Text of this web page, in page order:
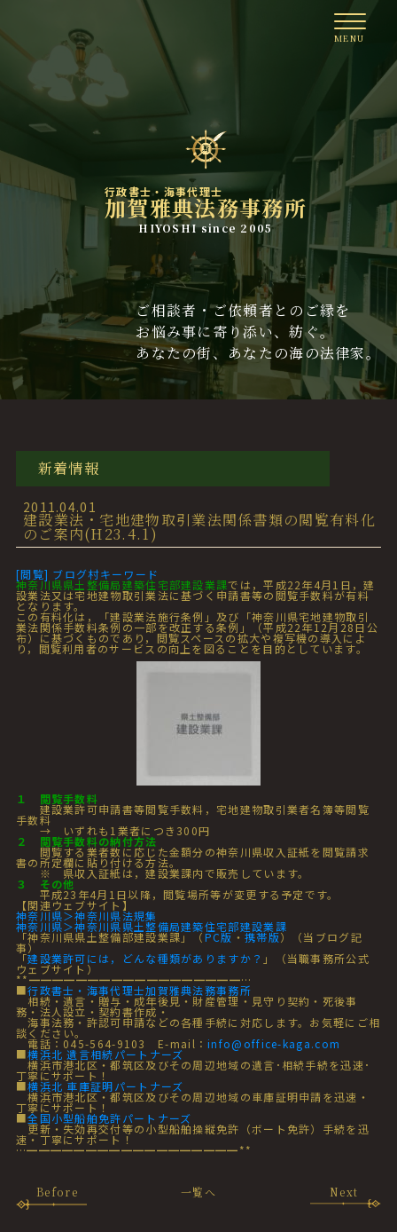
行政書士・海事代理士
加賀雅典法務事務所
HIYOSHI since 2005
ご相談者・ご依頼者とのご縁を
お悩み事に寄り添い、紡ぐ。
あなたの街、あなたの海の法律家。
新着情報
2011.04.01
建設業法・宅地建物取引業法関係書類の閲覧有料化
のご案内(H23.4.1)
[閲覧] ブログ村キーワード
神奈川県県土整備局建築住宅部建設業課では，平成22年4月1日，建
設業法又は宅地建物取引業法に基づく申請書等の閲覧手数料が有料
となります。
この有料化は，「建設業法施行条例」及び「神奈川県宅地建物取引
業法関係手数料条例の一部を改正する条例」（平成22年12月28日公
布）に基づくものであり，閲覧スペースの拡大や複写機の導入によ
り，閲覧利用者のサービスの向上を図ることを目的としています。
１ 閲覧手数料
建設業許可申請書等閲覧手数料，宅地建物取引業者名簿等閲覧
手数料
→ いずれも1業者につき300円
２ 閲覧手数料の納付方法
閲覧する業者数に応じた金額分の神奈川県収入証紙を閲覧請求
書の所定欄に貼り付ける方法。
※ 県収入証紙は，建設業課内で販売しています。
３ その他
平成23年4月1日以降，閲覧場所等が変更する予定です。
【関連ウェブサイト】
神奈川県＞神奈川県法規集
神奈川県＞神奈川県県土整備局建築住宅部建設業課
「神奈川県県土整備部建設業課」（PC版・携帯版）（当ブログ記
事）
「建設業許可には，どんな種類がありますか？ 」（当職事務所公式
ウェブサイト）
**━━━━━━━━━━━━━━━━━━…
■行政書士・海事代理士加賀雅典法務事務所
相続・遺言・贈与・成年後見・財産管理・見守り契約・死後事
務・法人設立・契約書作成・
海事法務・許認可申請などの各種手続に対応します。お気軽にご相
談ください。
電話：045-564-9103 E-mail：info@office-kaga.com
■横浜北 遺言相続パートナーズ
横浜市港北区・都筑区及びその周辺地域の遺言･相続手続を迅速･
丁寧にサポート！
■横浜北 車庫証明パートナーズ
横浜市港北区・都筑区及びその周辺地域の車庫証明申請を迅速・
丁寧にサポート！
■全国小型船舶免許パートナーズ
更新・失効再交付等の小型船舶操縦免許（ボート免許）手続を迅
速・丁寧にサポート！
…━━━━━━━━━━━━━━━━━━**
Before 一覧へ Next